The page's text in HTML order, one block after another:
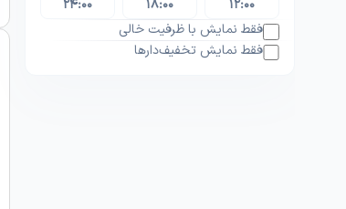
۱۲:۰۰
۱۸:۰۰
۲۴:۰۰
فقط نمایش با ظرفیت خالی
فقط نمایش تخفیف‌دارها